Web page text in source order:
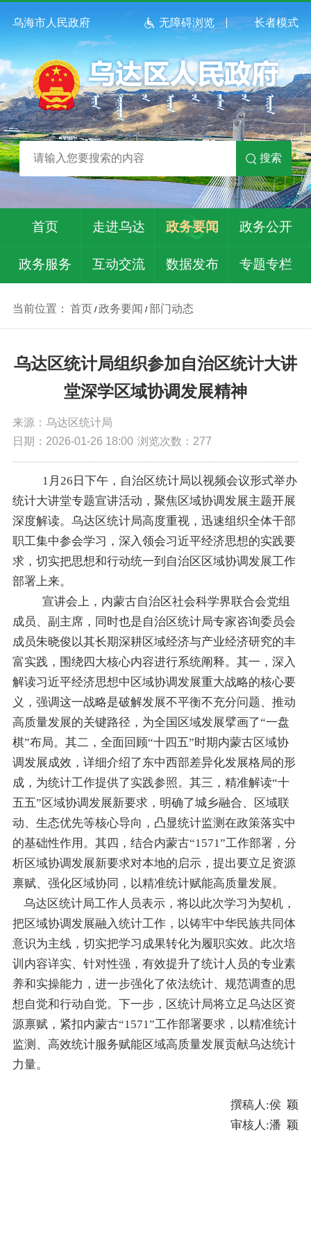
乌海市人民政府 无障碍浏览 长者模式
搜索
首页 走进乌达 政务要闻 政务公开
政务服务 互动交流 数据发布 专题专栏
当前位置： 首页 /政务要闻 /部门动态
乌达区统计局组织参加自治区统计大讲
堂深学区域协调发展精神
来源：乌达区统计局
日期：2026-01-26 18:00 浏览次数： 277
1 月 26 日下午，自治区统计局以视频会议形式举办
统计大讲堂专题宣讲活动，聚焦区域协调发展主题开展
深度解读。乌达区统计局高度重视，迅速组织全体干部
职工集中参会学习，深入领会习近平经济思想的实践要
求，切实把思想和行动统一到自治区区域协调发展工作
部署上来。
宣讲会上，内蒙古自治区社会科学界联合会党组
成员、副主席，同时也是自治区统计局专家咨询委员会
成员朱晓俊以其长期深耕区域经济与产业经济研究的丰
富实践，围绕四大核心内容进行系统阐释。其一，深入
解读习近平经济思想中区域协调发展重大战略的核心要
义，强调这一战略是破解发展不平衡不充分问题、推动
高质量发展的关键路径，为全国区域发展擘画了“一盘
棋”布局。其二，全面回顾“十四五”时期内蒙古区域协
调发展成效，详细介绍了东中西部差异化发展格局的形
成，为统计工作提供了实践参照。其三，精准解读“十
五五”区域协调发展新要求，明确了城乡融合、区域联
动、生态优先等核心导向，凸显统计监测在政策落实中
的基础性作用。其四，结合内蒙古“1571”工作部署，分
析区域协调发展新要求对本地的启示，提出要立足资源
禀赋、强化区域协同，以精准统计赋能高质量发展。
乌达区统计局工作人员表示，将以此次学习为契机，
把区域协调发展融入统计工作，以铸牢中华民族共同体
意识为主线，切实把学习成果转化为履职实效。此次培
训内容详实、针对性强，有效提升了统计人员的专业素
养和实操能力，进一步强化了依法统计、规范调查的思
想自觉和行动自觉。下一步，区统计局将立足乌达区资
源禀赋，紧扣内蒙古“1571”工作部署要求，以精准统计
监测、高效统计服务赋能区域高质量发展贡献乌达统计
力量。
撰稿人 :侯 颖
审核人 :潘 颖